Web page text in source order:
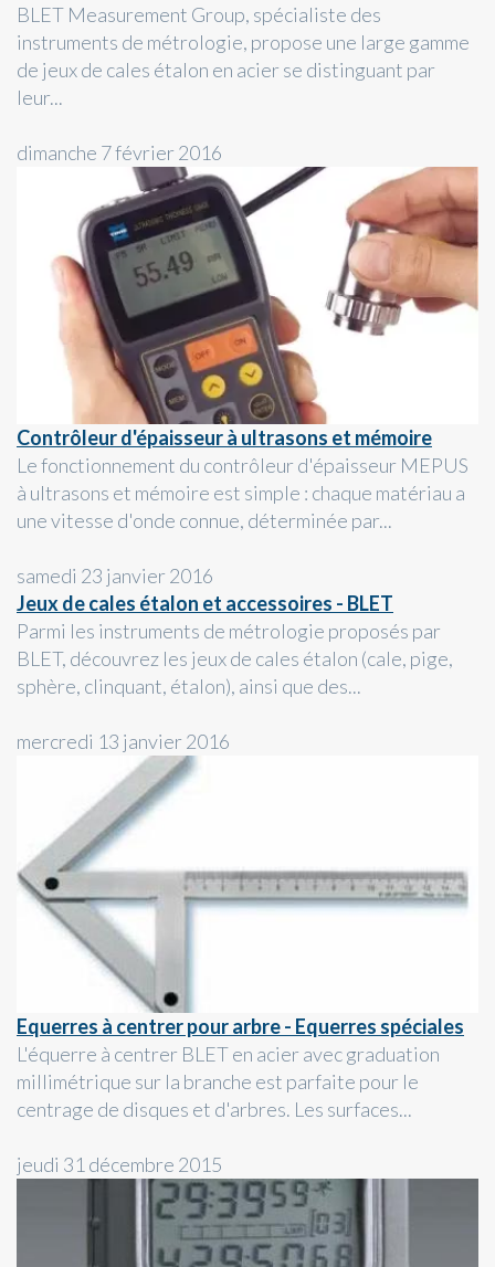
BLET Measurement Group, spécialiste des
instruments de métrologie, propose une large gamme
de jeux de cales étalon en acier se distinguant par
leur...
dimanche 7 février 2016
Contrôleur d'épaisseur à ultrasons et mémoire
Le fonctionnement du contrôleur d'épaisseur MEPUS
à ultrasons et mémoire est simple : chaque matériau a
une vitesse d'onde connue, déterminée par...
samedi 23 janvier 2016
Jeux de cales étalon et accessoires - BLET
Parmi les instruments de métrologie proposés par
BLET, découvrez les jeux de cales étalon (cale, pige,
sphère, clinquant, étalon), ainsi que des...
mercredi 13 janvier 2016
Equerres à centrer pour arbre - Equerres spéciales
L'équerre à centrer BLET en acier avec graduation
millimétrique sur la branche est parfaite pour le
centrage de disques et d'arbres. Les surfaces...
jeudi 31 décembre 2015